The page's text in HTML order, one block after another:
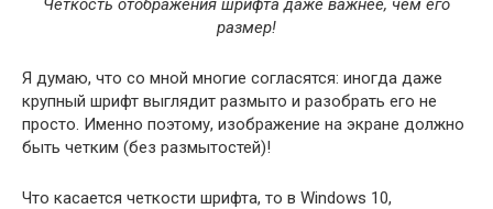
Четкость отображения шрифта даже важнее, чем его
размер!
Я думаю, что со мной многие согласятся: иногда даже
крупный шрифт выглядит размыто и разобрать его не
просто. Именно поэтому, изображение на экране должно
быть четким (без размытостей)!
Что касается четкости шрифта, то в Windows 10,